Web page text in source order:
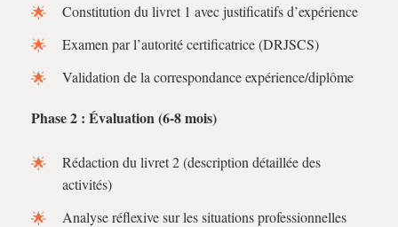
Constitution du livret 1 avec justificatifs d’expérience
Examen par l’autorité certificatrice (DRJSCS)
Validation de la correspondance expérience/diplôme
Phase 2 : Évaluation (6-8 mois)
Rédaction du livret 2 (description détaillée des
activités)
Analyse réflexive sur les situations professionnelles